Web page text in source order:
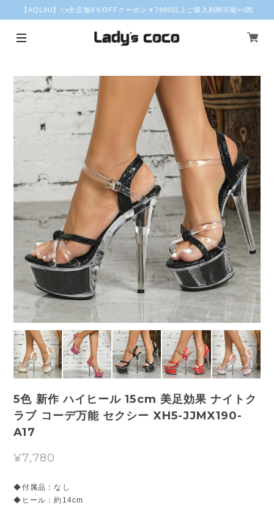
【AQL9U】👈全店舗8％OFFクーポン￥7980以上ご購入利用可能<<💌
5色 新作 ハイヒール 15cm 美足効果 ナイトク
ラブ コーデ万能 セクシー XH5-JJMX190-
A17
¥7,780
◆付属品：なし
◆ヒール：約14cm